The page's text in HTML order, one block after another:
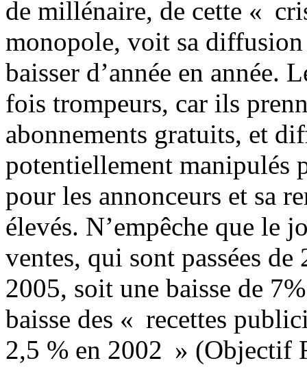
de millénaire, de cette «
monopole, voit sa diffusion
baisser d’année en année.
fois trompeurs, car ils
abonnements gratuits, et
potentiellement manipulés
pour les annonceurs et sa
élevés. N’empêche que le
ventes, qui sont passées
2005, soit une baisse de
baisse des « recettes
2,5 % en 2002 » (Objectif